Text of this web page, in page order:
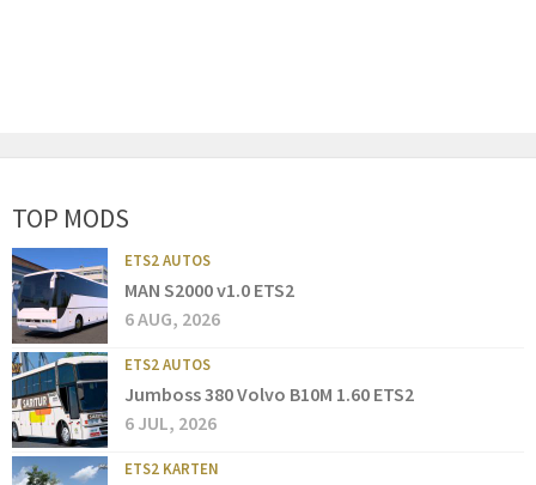
TOP MODS
ETS2 AUTOS
MAN S2000 v1.0 ETS2
6 AUG, 2026
ETS2 AUTOS
Jumboss 380 Volvo B10M 1.60 ETS2
6 JUL, 2026
ETS2 KARTEN